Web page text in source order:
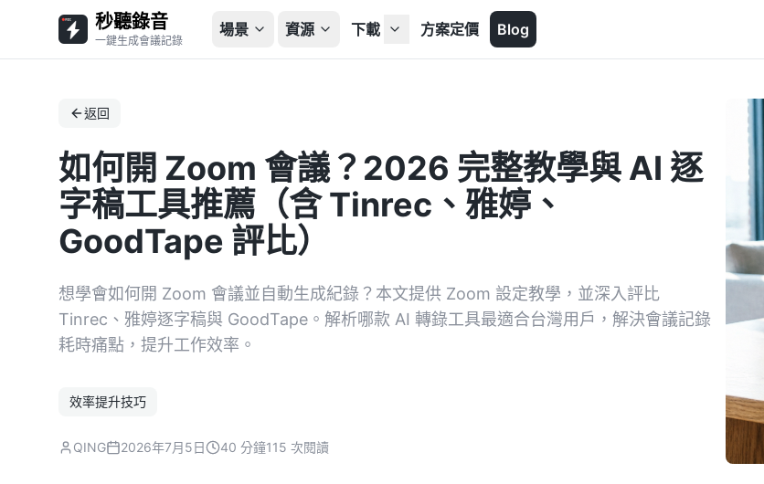
秒聽錄音
一鍵生成會議記錄
場景 資源 下載 方案定價 Blog
返回
如何開 Zoom 會議？2026 完整教學與 AI 逐
字稿工具推薦（含 Tinrec、雅婷、
GoodTape 評比）
想學會如何開 Zoom 會議並自動生成紀錄？本文提供 Zoom 設定教學，並深入評比
Tinrec、雅婷逐字稿與 GoodTape。解析哪款 AI 轉錄工具最適合台灣用戶，解決會議記錄
耗時痛點，提升工作效率。
效率提升技巧
QING 2026年7月5日 40 分鐘115 次閱讀